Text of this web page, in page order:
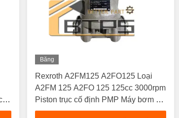
Băng
Rexroth A2FM125 A2FO125 Loại
A2FM 125 A2FO 125 125cc 3000rpm
Piston trục cố định PMP Máy bơm và
động cơ thủy lực